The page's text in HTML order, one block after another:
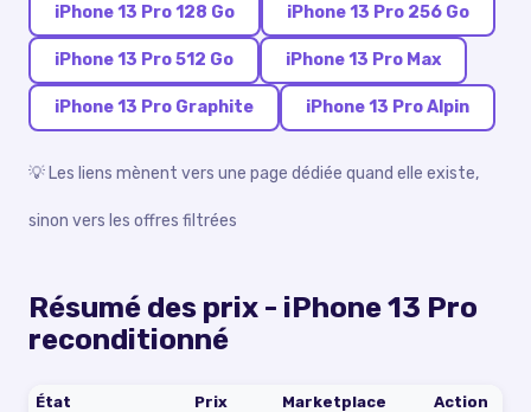
iPhone 13 Pro 128 Go iPhone 13 Pro 256 Go
iPhone 13 Pro 512 Go iPhone 13 Pro Max
iPhone 13 Pro Graphite iPhone 13 Pro Alpin
💡 Les liens mènent vers une page dédiée quand elle existe,
sinon vers les offres filtrées
Résumé des prix - iPhone 13 Pro
reconditionné
État Prix Marketplace Action